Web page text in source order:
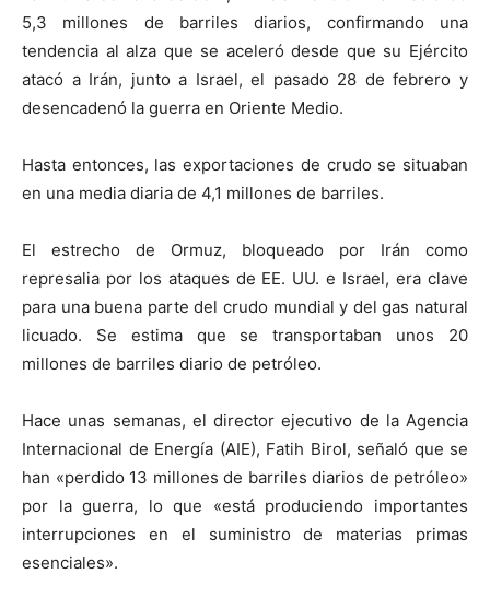
5,3 millones de barriles diarios, confirmando una
tendencia al alza que se aceleró desde que su Ejército
atacó a Irán, junto a Israel, el pasado 28 de febrero y
desencadenó la guerra en Oriente Medio.
Hasta entonces, las exportaciones de crudo se situaban
en una media diaria de 4,1 millones de barriles.
El estrecho de Ormuz, bloqueado por Irán como
represalia por los ataques de EE. UU. e Israel, era clave
para una buena parte del crudo mundial y del gas natural
licuado. Se estima que se transportaban unos 20
millones de barriles diario de petróleo.
Hace unas semanas, el director ejecutivo de la Agencia
Internacional de Energía (AIE), Fatih Birol, señaló que se
han «perdido 13 millones de barriles diarios de petróleo»
por la guerra, lo que «está produciendo importantes
interrupciones en el suministro de materias primas
esenciales».